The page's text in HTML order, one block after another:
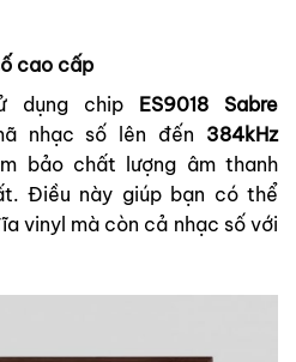
cao cấp
dụng chip ES9018 Sabre
nhạc số lên đến 384kHz
bảo chất lượng âm thanh
Điều này giúp bạn có thể
vinyl mà còn cả nhạc số với